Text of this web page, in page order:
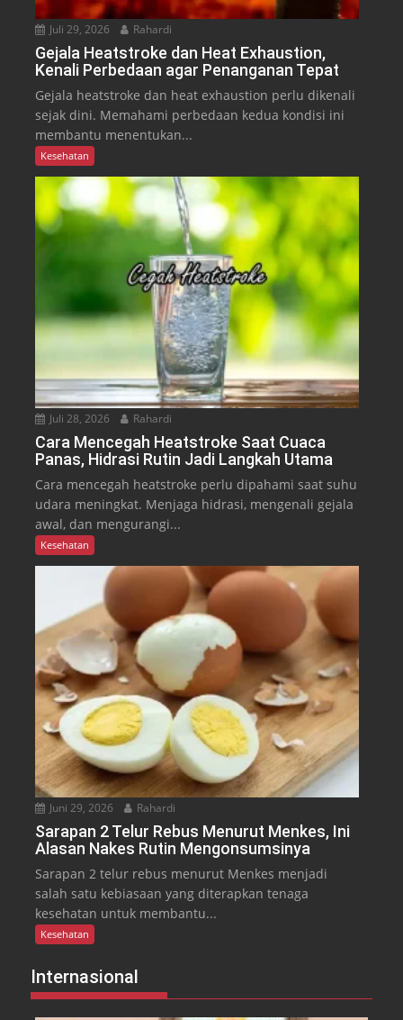
Juli 29, 2026 Rahardi
Gejala Heatstroke dan Heat Exhaustion,
Kenali Perbedaan agar Penanganan Tepat
Gejala heatstroke dan heat exhaustion perlu dikenali
sejak dini. Memahami perbedaan kedua kondisi ini
membantu menentukan...
Kesehatan
Juli 28, 2026 Rahardi
Cara Mencegah Heatstroke Saat Cuaca
Panas, Hidrasi Rutin Jadi Langkah Utama
Cara mencegah heatstroke perlu dipahami saat suhu
udara meningkat. Menjaga hidrasi, mengenali gejala
awal, dan mengurangi...
Kesehatan
Juni 29, 2026 Rahardi
Sarapan 2 Telur Rebus Menurut Menkes, Ini
Alasan Nakes Rutin Mengonsumsinya
Sarapan 2 telur rebus menurut Menkes menjadi
salah satu kebiasaan yang diterapkan tenaga
kesehatan untuk membantu...
Kesehatan
Internasional